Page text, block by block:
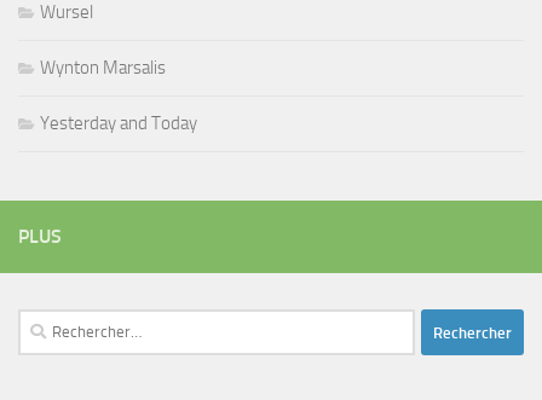
Wursel
Wynton Marsalis
Yesterday and Today
PLUS
Rechercher :